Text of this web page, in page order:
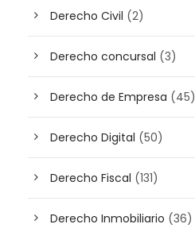
Derecho Civil (2)
Derecho concursal (3)
Derecho de Empresa (45)
Derecho Digital (50)
Derecho Fiscal (131)
Derecho Inmobiliario (36)